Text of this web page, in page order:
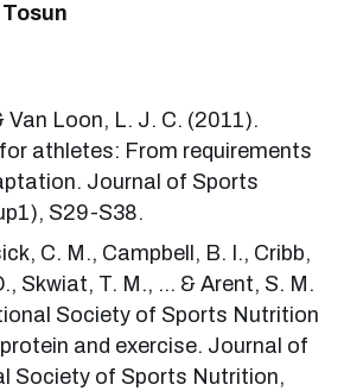
Van Loon, L. J. C. (2011).
athletes: From requirements
Journal of Sports
S29-S38.
C. M., Campbell, B. I., Cribb,
Skwiat, T. M., … & Arent, S. M.
Society of Sports Nutrition
and exercise. Journal of
Society of Sports Nutrition,